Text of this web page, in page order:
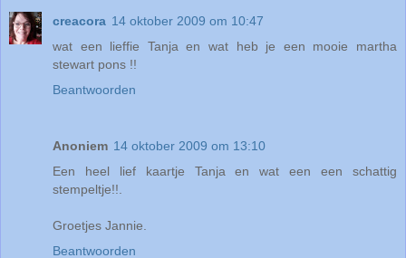
creacora 14 oktober 2009 om 10:47
wat een lieffie Tanja en wat heb je een mooie martha
stewart pons !!
Beantwoorden
Anoniem 14 oktober 2009 om 13:10
Een heel lief kaartje Tanja en wat een een schattig
stempeltje!!.
Groetjes Jannie.
Beantwoorden